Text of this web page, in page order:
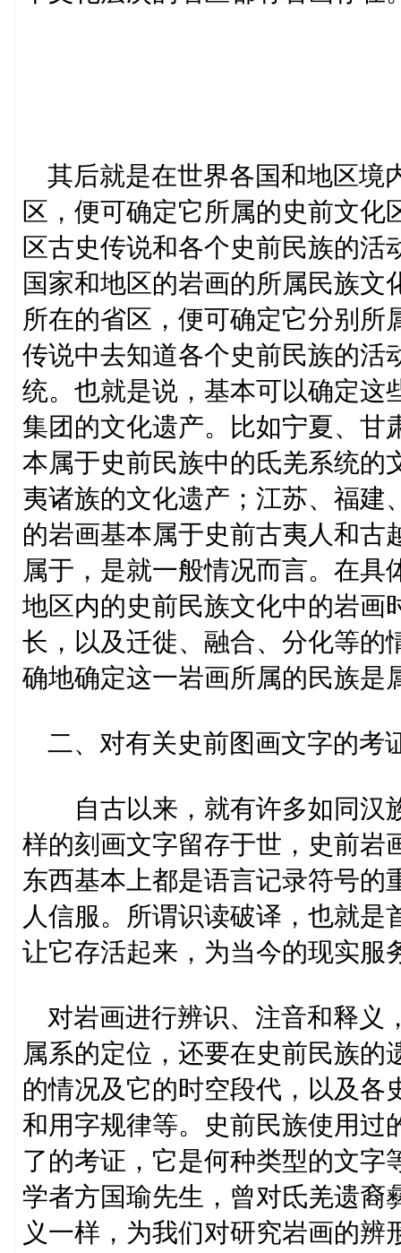
其后就是在世界各国和地区境
区，便可确定它所属的史前文
区古史传说和各个史前民族的
国家和地区的岩画的所属民族
所在的省区，便可确定它分别所
传说中去知道各个史前民族的活
统。也就是说，基本可以确定这
集团的文化遗产。比如宁夏、甘
本属于史前民族中的氐羌系统的
夷诸族的文化遗产；江苏、福建
的岩画基本属于史前古夷人和古
属于，是就一般情况而言。在
地区内的史前民族文化中的岩画
长，以及迁徙、融合、分化等的
确地确定这一岩画所属的民族是
二、对有关史前图画文字的考
自古以来，就有许多如同汉
样的刻画文字留存于世，史前岩
东西基本上都是语言记录符号的
人信服。所谓识读破译，也就
让它存活起来，为当今的现实服
对岩画进行辨识、注音和释义
属系的定位，还要在史前民族
的情况及它的时空段代，以及各
和用字规律等。史前民族使用过
了的考证，它是何种类型的文字
学者方国瑜先生，曾对氐羌遗裔
义一样，为我们对研究岩画的